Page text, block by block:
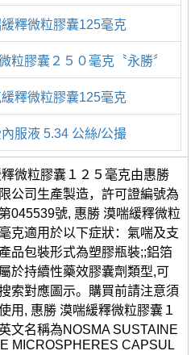
釋微粒膠囊125毫克
粒膠囊２５０毫克〝永勝〞
釋微粒膠囊125毫克
服液 5.34 公絲/公撮
微粒膠囊１２５毫克由惠勝
公司生產製造，許可證編號為
045539號, 惠勝 漠喘緩釋微粒
克適用於以下症狀：氣喘及支
品包裝形式為塑膠瓶裝;;鋁箔
於持續性藥效膠囊劑類型,可
索對應圖示。購買前請注意須
用, 惠勝 漠喘緩釋微粒膠囊１
文名稱為NOSMA SUSTAINE
MICROSPHERES CAPSUL